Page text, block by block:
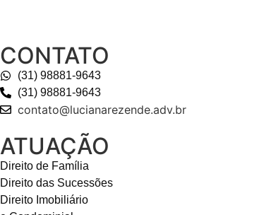
CONTATO
(31) 98881-9643
(31) 98881-9643
contato@lucianarezende.adv.br
ATUAÇÃO
Direito de Família
Direito das Sucessões
Direito Imobiliário